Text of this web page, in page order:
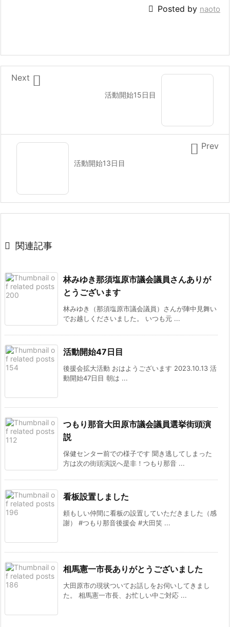
 Posted by naoto
活動開始15日目

Next
活動開始13日目
 Prev
 関連記事
林みゆき那須塩原市議会議員さんありが
とうございます
林みゆき（那須塩原市議会議員）さんが陣中見舞い
でお越しくださいました。 いつも元 ...
活動開始47日目
後援会拡大活動 おはようございます 2023.10.13 活
動開始47日目 朝は ...
つもり那音大田原市議会議員選挙街頭演
説
保健センター前での様子です 聞き逃してしまった
方は次の街頭演説へ是非！つもり那音 ...
看板設置しました
頼もしい仲間に看板の設置していただきました（感
謝） #つもり那音後援会 #大田笑 ...
相馬憲一市長ありがとうございました
大田原市の現状ついてお話しをお伺いしてきまし
た。 相馬憲一市長、お忙しい中ご対応 ...